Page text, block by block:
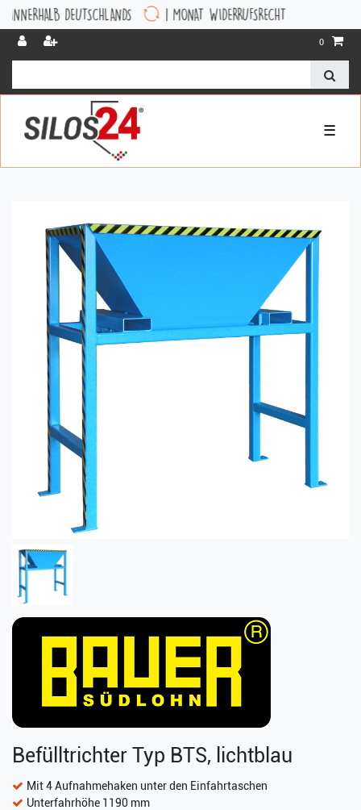
DEUTSCHLANDS 1 MONAT WIDERRUFSRECHT
0
☰
Befülltrichter Typ BTS, lichtblau
Mit 4 Aufnahmehaken unter den Einfahrtaschen
Unterfahrhöhe 1190 mm